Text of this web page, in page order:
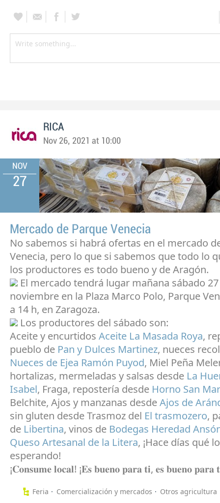
RICA
Nov 26, 2021 at 10:00
NOV
27
Mercado de Parque Venecia
No sabemos si habrá ofertas en el mercado
Venecia, pero lo que si sabemos que todo lo
los productores es todo bueno y de Aragón.
El mercado tendrá lugar mañana sábado
noviembre en la Plaza Marco Polo, Parque
a 14 h, en Zaragoza.
Los productores del sábado son:
Aceite y encurtidos Aceite La Masada Roya,
pueblo de Pan y Dulces Martinez, nueces
Nueces de Ejea Ramón Puyod, Miel Peña
hortalizas, mermeladas y salsas desde La
Isabel, Fraga, repostería desde Horno San
Belchite, Ajos y manzanas desdeAjos de
sin gluten desde Trasmoz del El trasmozero,
de Libertina, vinos de Bodegas Heredad
Queso Artesanal de la Litera, ¡Hace días qué
esperando!
¡𝐂𝐨𝐧𝐬𝐮𝐦𝐞 𝐥𝐨𝐜𝐚𝐥! ¡𝐄𝐬 𝐛𝐮𝐞𝐧𝐨 𝐩𝐚𝐫𝐚 𝐭𝐢, 𝐞𝐬 𝐛𝐮𝐞𝐧𝐨 𝐩𝐚𝐫𝐚
Feria Comercialización y mercados
Otros agricultura